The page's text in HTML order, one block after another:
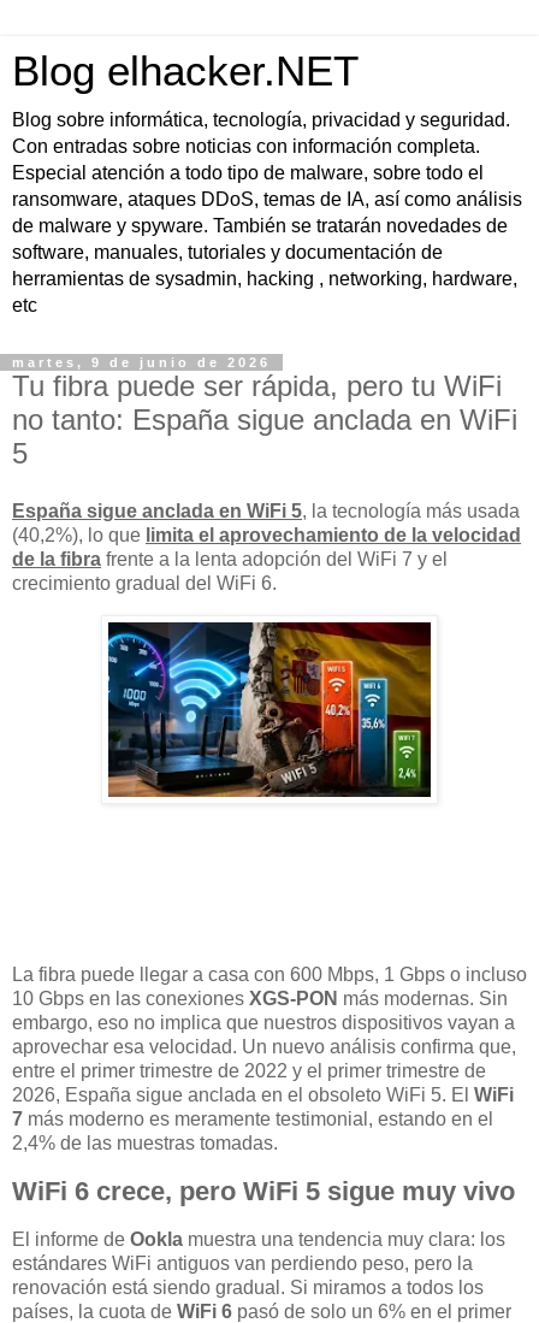
Blog elhacker.NET
Blog sobre informática, tecnología, privacidad y seguridad.
Con entradas sobre noticias con información completa.
Especial atención a todo tipo de malware, sobre todo el
ransomware, ataques DDoS, temas de IA, así como análisis
de malware y spyware. También se tratarán novedades de
software, manuales, tutoriales y documentación de
herramientas de sysadmin, hacking , networking, hardware,
etc
martes, 9 de junio de 2026
Tu fibra puede ser rápida, pero tu WiFi
no tanto: España sigue anclada en WiFi
5
España sigue anclada en WiFi 5, la tecnología más usada
(40,2%), lo que limita el aprovechamiento de la velocidad
de la fibra frente a la lenta adopción del WiFi 7 y el
crecimiento gradual del WiFi 6.
La fibra puede llegar a casa con 600 Mbps, 1 Gbps o incluso
10 Gbps en las conexiones XGS-PON más modernas. Sin
embargo, eso no implica que nuestros dispositivos vayan a
aprovechar esa velocidad. Un nuevo análisis confirma que,
entre el primer trimestre de 2022 y el primer trimestre de
2026, España sigue anclada en el obsoleto WiFi 5. El WiFi
7 más moderno es meramente testimonial, estando en el
2,4% de las muestras tomadas.
WiFi 6 crece, pero WiFi 5 sigue muy vivo
El informe de Ookla muestra una tendencia muy clara: los
estándares WiFi antiguos van perdiendo peso, pero la
renovación está siendo gradual. Si miramos a todos los
países, la cuota de WiFi 6 pasó de solo un 6% en el primer